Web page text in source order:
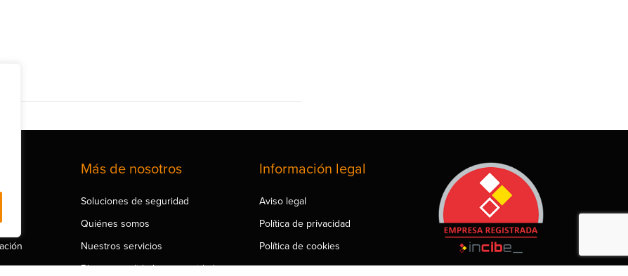
Más de nosotros
Soluciones de seguridad
Quiénes somos
Nuestros servicios
Blog y actualidad en seguridad
Información legal
Aviso legal
Política de privacidad
Política de cookies